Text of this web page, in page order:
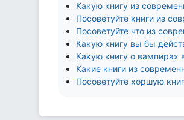
Какую книгу из
Посоветуйте книги из
Посоветуйте что из
Какую книгу вы бы
Какую книгу о вампирах
Какие книги из
Посоветуйте хоршую